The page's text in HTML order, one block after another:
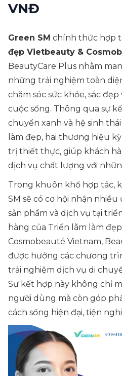
VNĐ
Green SM chính thức hợp
đẹp Vietbeauty &
BeautyCare Plus nhằm
những trải nghiệm toàn
chăm sóc sức khỏe, sắc
cuộc sống. Thông qua sự
chuyển xanh và hệ sinh
làm đẹp, hai thương hiệu
trị thiết thực, giúp khách
dịch vụ chất lượng với
Trong khuôn khổ hợp tác,
SM sẽ có cơ hội nhận
sản phẩm và dịch vụ tại
hàng của Triển lãm làm
Cosmobeauté Vietnam,
được hưởng các chương
trải nghiệm dịch vụ di
Sự kết hợp này không chỉ
người dùng mà còn góp
cách sống hiện đại, tiện